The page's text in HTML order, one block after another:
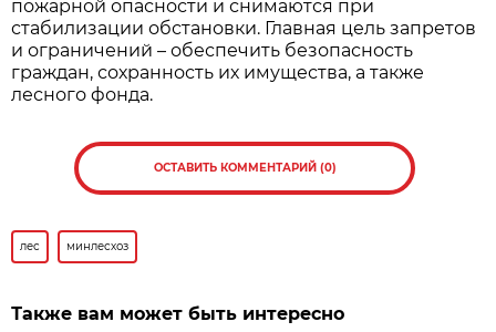
пожарной опасности и снимаются при
стабилизации обстановки. Главная цель запретов
и ограничений – обеспечить безопасность
граждан, сохранность их имущества, а также
лесного фонда.
ОСТАВИТЬ КОММЕНТАРИЙ (0)
лес минлесхоз
Также вам может быть интересно